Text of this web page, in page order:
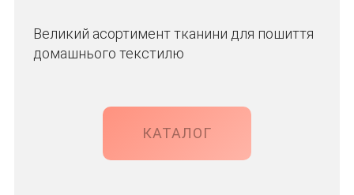
Великий асортимент тканини для пошиття
домашнього текстилю
КАТАЛОГ